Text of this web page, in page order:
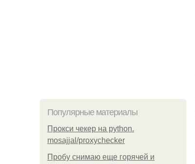
Популярные материалы
Прокси чекер на python.
mosajjal/proxychecker
Пробу снимаю еще горячей и